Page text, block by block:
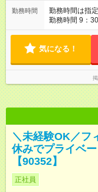
勤務時間
勤務時間は指
勤務時間 9：
います。 ＜営業時間＞ 平日／10：00～13：00、15：00～19：
深夜シフトは
気になる！
＼未経験OK／フ
休みでプライベ
【90352】
正社員